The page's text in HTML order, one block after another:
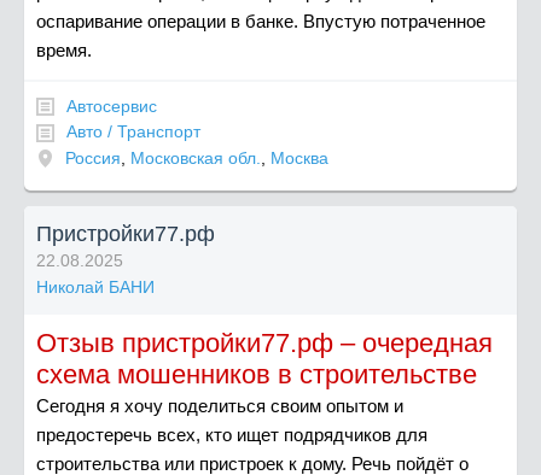
оспаривание операции в банке. Впустую потраченное
время.
Автосервис
Авто / Транспорт
Россия
Московская обл. Москва
Пристройки77.рф
22.08.2025
Николай БАНИ
Отзыв пристройки77.рф – очередная
схема мошенников в строительстве
Сегодня я хочу поделиться своим опытом и
предостеречь всех, кто ищет подрядчиков для
строительства или пристроек к дому. Речь пойдёт о